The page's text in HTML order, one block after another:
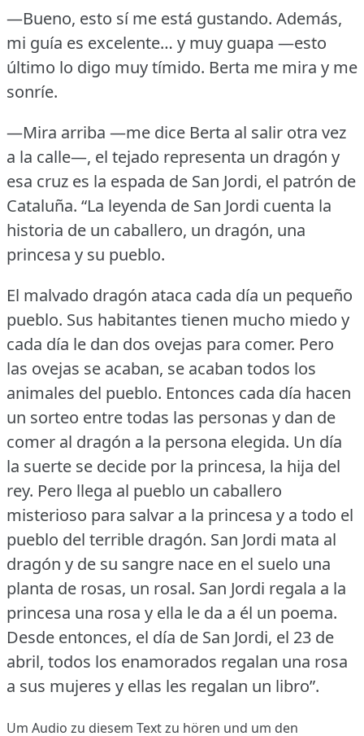
—Bueno, esto sí me está gustando. Además,
mi guía es excelente… y muy guapa —esto
último lo digo muy tímido. Berta me mira y me
sonríe.
—Mira arriba —me dice Berta al salir otra vez
a la calle—, el tejado representa un dragón y
esa cruz es la espada de San Jordi, el patrón de
Cataluña. “La leyenda de San Jordi cuenta la
historia de un caballero, un dragón, una
princesa y su pueblo.
El malvado dragón ataca cada día un pequeño
pueblo. Sus habitantes tienen mucho miedo y
cada día le dan dos ovejas para comer. Pero
las ovejas se acaban, se acaban todos los
animales del pueblo. Entonces cada día hacen
un sorteo entre todas las personas y dan de
comer al dragón a la persona elegida. Un día
la suerte se decide por la princesa, la hija del
rey. Pero llega al pueblo un caballero
misterioso para salvar a la princesa y a todo el
pueblo del terrible dragón. San Jordi mata al
dragón y de su sangre nace en el suelo una
planta de rosas, un rosal. San Jordi regala a la
princesa una rosa y ella le da a él un poema.
Desde entonces, el día de San Jordi, el 23 de
abril, todos los enamorados regalan una rosa
a sus mujeres y ellas les regalan un libro”.
Um Audio zu diesem Text zu hören und um den